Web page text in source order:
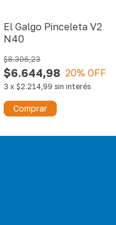
El Galgo Pinceleta V2
N40
$6.644,98
$8.306,23
20% OFF
3 x$2.214,99 sin interés
Comprar